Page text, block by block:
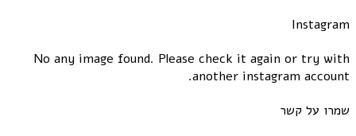
Instagram
No any image found. Please check it again or try with
another instagram account.
שמרו על קשר